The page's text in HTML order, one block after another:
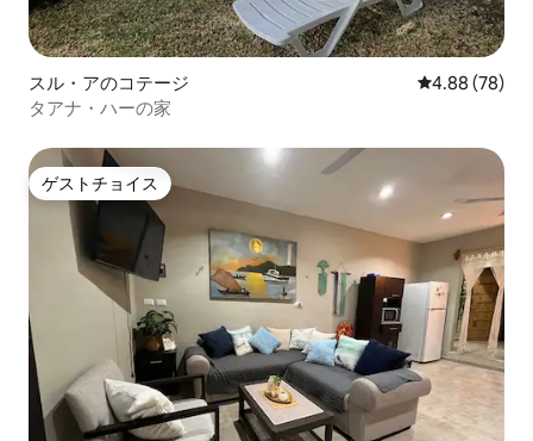
スル・アのコテージ レビュー78
4.88 (78)
タアナ・ハーの家
ゲストチョイス
ゲストチョイス